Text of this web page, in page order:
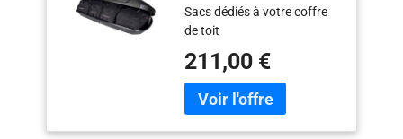
THULE FORCE XT M
Sacs dédiés à votre coffre
de toit
211,00 €